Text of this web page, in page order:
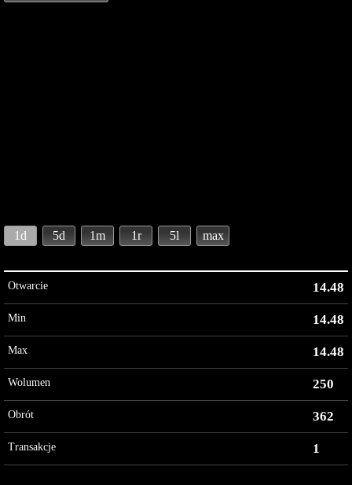
1d 5d 1m 1r 5l max
Otwarcie 14.48
Min 14.48
Max 14.48
Wolumen 250
Obrót 362
Transakcje 1